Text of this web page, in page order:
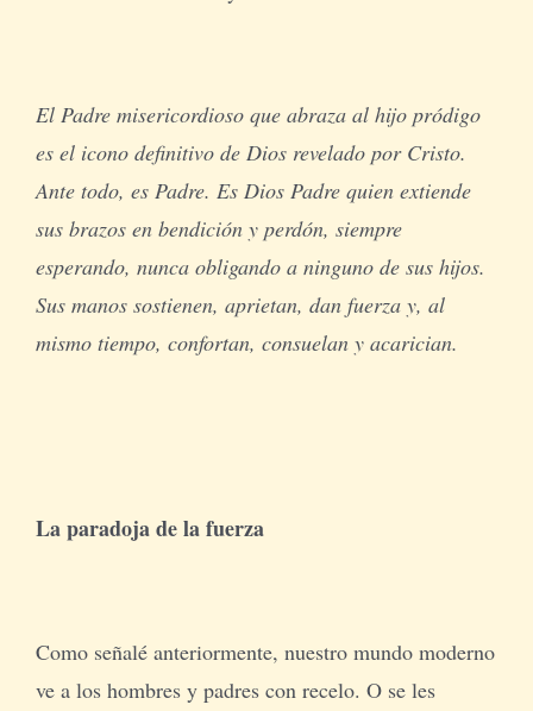
El Padre misericordioso que abraza al hijo pródigo
es el icono definitivo de Dios revelado por Cristo.
Ante todo, es Padre. Es Dios Padre quien extiende
sus brazos en bendición y perdón, siempre
esperando, nunca obligando a ninguno de sus hijos.
Sus manos sostienen, aprietan, dan fuerza y, al
mismo tiempo, confortan, consuelan y acarician.
La paradoja de la fuerza
Como señalé anteriormente, nuestro mundo moderno
ve a los hombres y padres con recelo. O se les